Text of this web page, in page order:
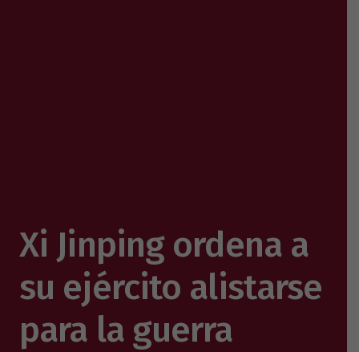
Xi Jinping ordena a
su ejército alistarse
para la guerra